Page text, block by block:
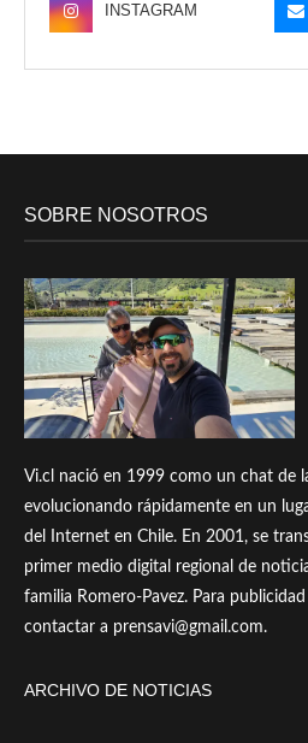
INSTAGRAM
SOBRE NOSOTROS
Vi.cl nació en 1999 como un chat de
evolucionando rápidamente en un
del Internet en Chile. En 2001, se
primer medio digital regional de
familia Romero-Pavez. Para
contactar a prensavi@gmail.com.
ARCHIVO DE NOTICIAS